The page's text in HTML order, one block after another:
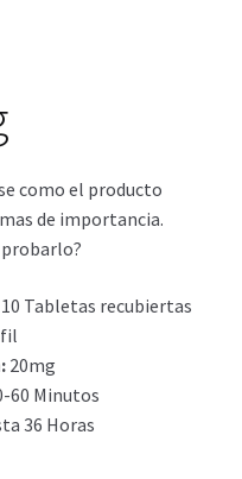
como el producto
de importancia.
probarlo?
10 Tabletas recubiertas
: 20mg
60 Minutos
36 Horas